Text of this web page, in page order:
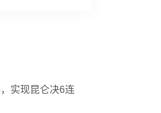
实现昆仑决6连